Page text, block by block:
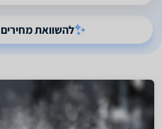
להשוואת מחירים ב-7 חנויות